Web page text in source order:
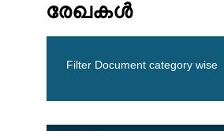
രേഖകള്‍
Filter Document category wise